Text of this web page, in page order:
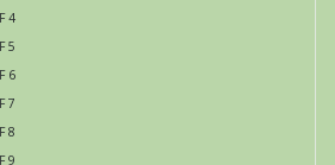
4
5
6
7
8
9